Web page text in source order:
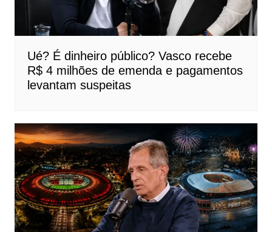
Ué? É dinheiro público? Vasco recebe
R$ 4 milhões de emenda e pagamentos
levantam suspeitas